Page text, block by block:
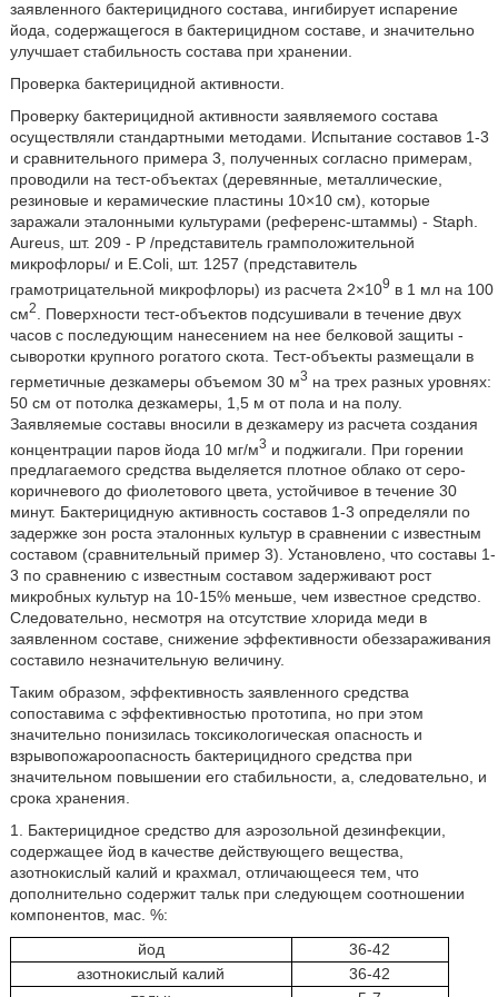
заявленного бактерицидного состава, ингибирует испарение
йода, содержащегося в бактерицидном составе, и значительно
улучшает стабильность состава при хранении.
Проверка бактерицидной активности.
Проверку бактерицидной активности заявляемого состава
осуществляли стандартными методами. Испытание составов 1-3
и сравнительного примера 3, полученных согласно примерам,
проводили на тест-объектах (деревянные, металлические,
резиновые и керамические пластины 10×10 см), которые
заражали эталонными культурами (референс-штаммы) - Staph.
Aureus, шт. 209 - Р /представитель грамположительной
микрофлоры/ и E.Coli, шт. 1257 (представитель
грамотрицательной микрофлоры) из расчета 2×109 в 1 мл на 100
см2
. Поверхности тест-объектов подсушивали в течение двух
часов с последующим нанесением на нее белковой защиты -
сыворотки крупного рогатого скота. Тест-объекты размещали в
герметичные дезкамеры объемом 30 м3 на трех разных уровнях:
50 см от потолка дезкамеры, 1,5 м от пола и на полу.
Заявляемые составы вносили в дезкамеру из расчета создания
концентрации паров йода 10 мг/м3 и поджигали. При горении
предлагаемого средства выделяется плотное облако от серо-
коричневого до фиолетового цвета, устойчивое в течение 30
минут. Бактерицидную активность составов 1-3 определяли по
задержке зон роста эталонных культур в сравнении с известным
составом (сравнительный пример 3). Установлено, что составы 1-
3 по сравнению с известным составом задерживают рост
микробных культур на 10-15% меньше, чем известное средство.
Следовательно, несмотря на отсутствие хлорида меди в
заявленном составе, снижение эффективности обеззараживания
составило незначительную величину.
Таким образом, эффективность заявленного средства
сопоставима с эффективностью прототипа, но при этом
значительно понизилась токсикологическая опасность и
взрывопожароопасность бактерицидного средства при
значительном повышении его стабильности, а, следовательно, и
срока хранения.
1. Бактерицидное средство для аэрозольной дезинфекции,
содержащее йод в качестве действующего вещества,
азотнокислый калий и крахмал, отличающееся тем, что
дополнительно содержит тальк при следующем соотношении
компонентов, мас. %:
йод
36-42
азотнокислый калий
36-42